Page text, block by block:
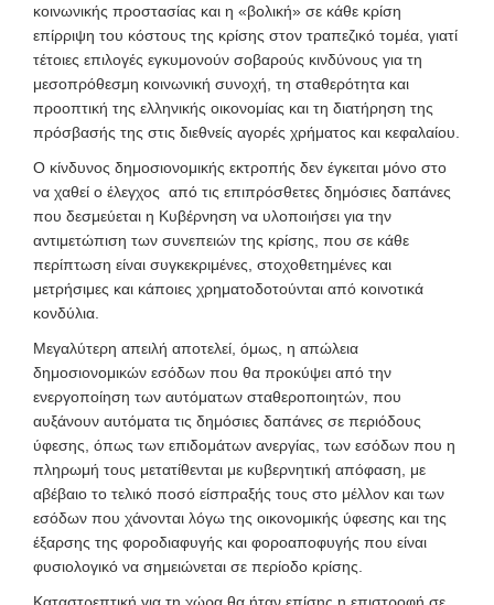
κοινωνικής προστασίας και η «βολική» σε κάθε κρίση
επίρριψη του κόστους της κρίσης στον τραπεζικό τομέα, γιατί
τέτοιες επιλογές εγκυμονούν σοβαρούς κινδύνους για τη
μεσοπρόθεσμη κοινωνική συνοχή, τη σταθερότητα και
προοπτική της ελληνικής οικονομίας και τη διατήρηση της
πρόσβασής της στις διεθνείς αγορές χρήματος και κεφαλαίου.
Ο κίνδυνος δημοσιονομικής εκτροπής δεν έγκειται μόνο στο
να χαθεί ο έλεγχος από τις επιπρόσθετες δημόσιες δαπάνες
που δεσμεύεται η Κυβέρνηση να υλοποιήσει για την
αντιμετώπιση των συνεπειών της κρίσης, που σε κάθε
περίπτωση είναι συγκεκριμένες, στοχοθετημένες και
μετρήσιμες και κάποιες χρηματοδοτούνται από κοινοτικά
κονδύλια.
Μεγαλύτερη απειλή αποτελεί, όμως, η απώλεια
δημοσιονομικών εσόδων που θα προκύψει από την
ενεργοποίηση των αυτόματων σταθεροποιητών, που
αυξάνουν αυτόματα τις δημόσιες δαπάνες σε περιόδους
ύφεσης, όπως των επιδομάτων ανεργίας, των εσόδων που η
πληρωμή τους μετατίθενται με κυβερνητική απόφαση, με
αβέβαιο το τελικό ποσό είσπραξής τους στο μέλλον και των
εσόδων που χάνονται λόγω της οικονομικής ύφεσης και της
έξαρσης της φοροδιαφυγής και φοροαποφυγής που είναι
φυσιολογικό να σημειώνεται σε περίοδο κρίσης.